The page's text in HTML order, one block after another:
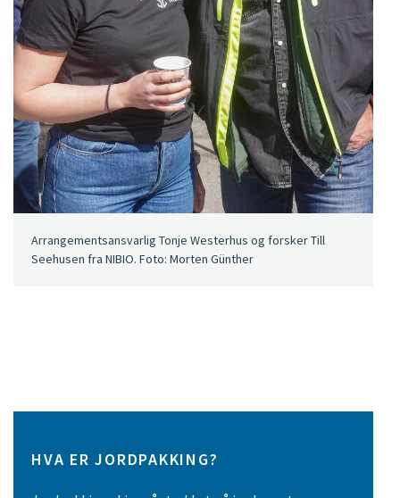
Arrangementsansvarlig Tonje Westerhus og forsker Till
Seehusen fra NIBIO. Foto: Morten Günther
HVA ER JORDPAKKING?